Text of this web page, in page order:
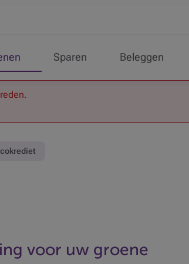
Sparen Beleggen
voor uw groene